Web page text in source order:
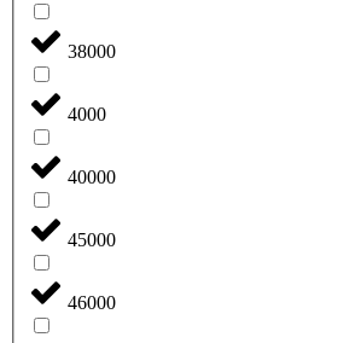
38000
4000
40000
45000
46000